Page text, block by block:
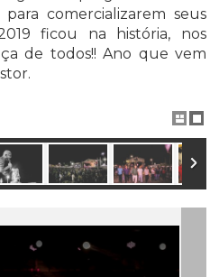
comercializarem seus
ficou na história, nos
de todos!! Ano que vem